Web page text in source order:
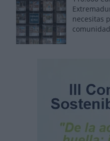
necesitas
comunidad